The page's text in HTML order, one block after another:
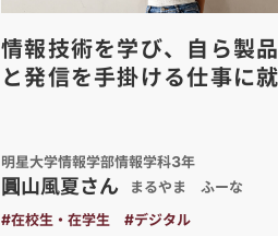
情報技術を学び、自ら製
と発信を手掛ける仕事に
明星大学情報学部情報学科3年
圓山風夏さん まるやま ふーな
#在校生・在学生 #デジタル